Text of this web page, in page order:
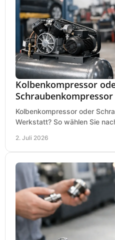
Kolbenkompressor
Kolbenkompressor oder
Werkstatt? So wählen Sie
2. Juli 2026